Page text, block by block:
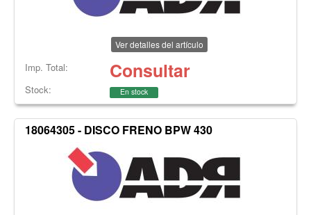
Ver detalles del artículo
Imp. Total: Consultar
Stock: En stock
18064305 - DISCO FRENO BPW 430